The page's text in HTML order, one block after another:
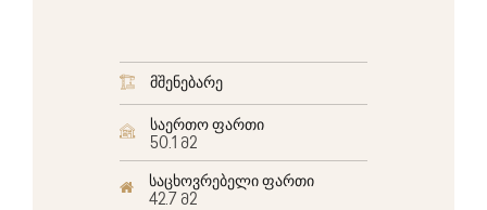
მშენებარე
საერთო ფართი
50.1 მ2
საცხოვრებელი ფართი
42.7 მ2